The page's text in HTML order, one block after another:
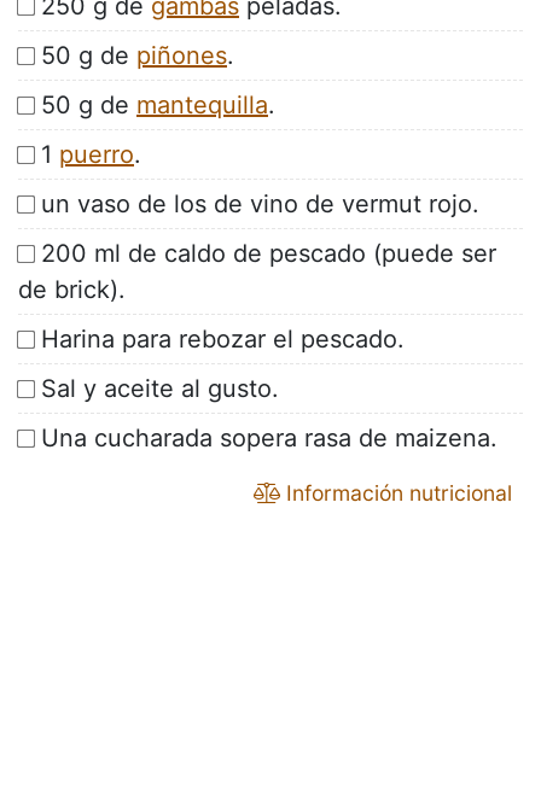
250 g de gambas peladas.
50 g de piñones.
50 g de mantequilla.
1 puerro.
un vaso de los de vino de vermut rojo.
200 ml de caldo de pescado (puede ser
de brick).
Harina para rebozar el pescado.
Sal y aceite al gusto.
Una cucharada sopera rasa de maizena.
Información nutricional